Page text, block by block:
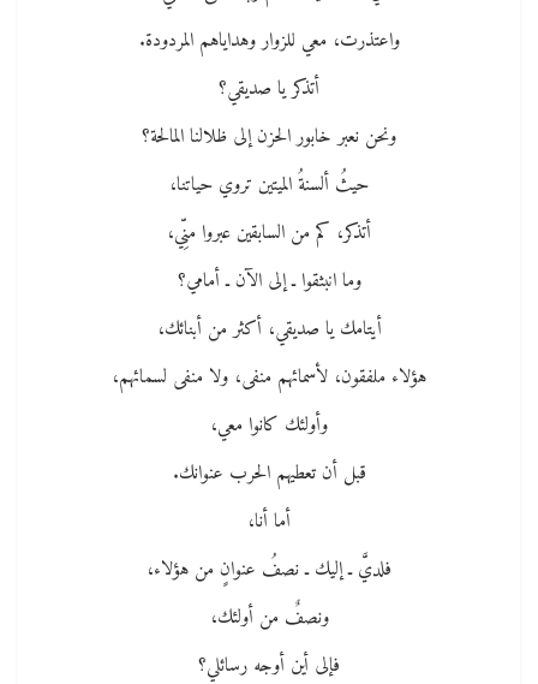
واعتذرت، معي للزوار وهداياهم المردودة.
أتذكر يا صديقي؟
ونحن نعبر خابور الحزن إلى ظلالنا المالحة؟
حيثُ ألسنةُ الميتين تروي حياتنا،
أتذكر، كم من السابقين عبروا منِّي،
وما انبثقوا ـ إلى الآن ـ أمامي؟
أيتامك يا صديقي، أكثر من أبنائك،
هؤلاء ملفقون، لأسمائهم منفى، ولا منفى لسمائهم،
وأولئك كانوا معي،
قبل أن تعطيهم الحرب عنوانك.
أما أنا،
فلديَّ ـ إليك ـ نصفُ عنوانٍ من هؤلاء،
ونصفٌ من أولئك،
فإلى أين أوجه رسائلي؟